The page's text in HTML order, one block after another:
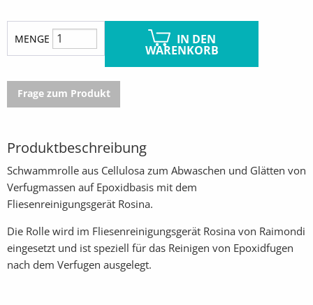
MENGE IN DEN
WARENKORB
Frage zum Produkt
Produktbeschreibung
Schwammrolle aus Cellulosa zum Abwaschen und Glätten von
Verfugmassen auf Epoxidbasis mit dem
Fliesenreinigungsgerät Rosina.
Die Rolle wird im Fliesenreinigungsgerät Rosina von Raimondi
eingesetzt und ist speziell für das Reinigen von Epoxidfugen
nach dem Verfugen ausgelegt.